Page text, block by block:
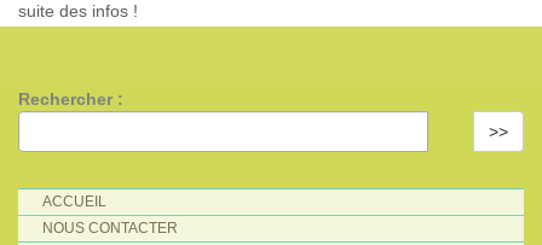
suite des infos !
Rechercher :
>>
ACCUEIL
NOUS CONTACTER